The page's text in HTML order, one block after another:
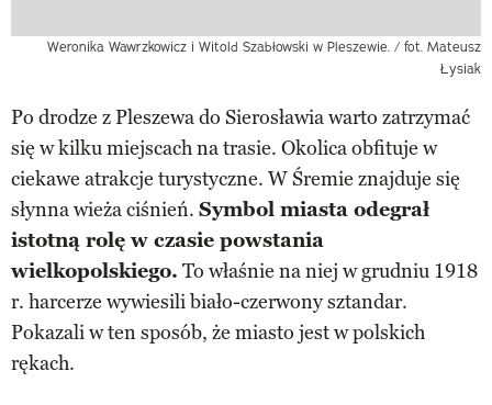
Weronika Wawrzkowicz i Witold Szabłowski w Pleszewie. / fot. Mateusz
Łysiak
Po drodze z Pleszewa do Sierosławia warto zatrzymać
się w kilku miejscach na trasie. Okolica obfituje w
ciekawe atrakcje turystyczne. W Śremie znajduje się
słynna wieża ciśnień. Symbol miasta odegrał
istotną rolę w czasie powstania
wielkopolskiego. To właśnie na niej w grudniu 1918
r. harcerze wywiesili biało-czerwony sztandar.
Pokazali w ten sposób, że miasto jest w polskich
rękach.